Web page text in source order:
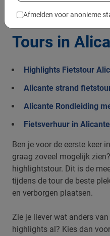
Afmelden voor anonieme
Tours in
Highlights Fietstour
Alicante strand
Alicante Rondleiding
Fietsverhuur in Alicante
Ben je voor de eerste keer in
graag zoveel mogelijk
highlightstour. Dit is de
tijdens de tour de beste
en verborgen plaatsen.
Zie je liever wat anders
highlights al? Kies dan